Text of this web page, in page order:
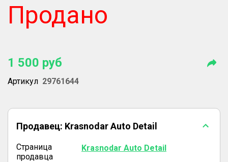
Продано
1 500 руб
Артикул 29761644
Продавец: Krasnodar Auto Detail
Страница
продавца
Krasnodar Auto Detail